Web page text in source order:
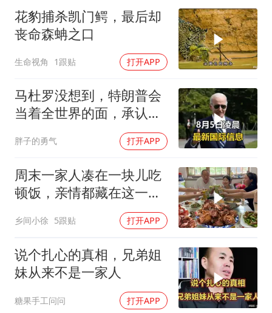
“新疆阿勒泰八月能滑雪”不实
国防部：坚决反制任何闹海挑衅图谋
夯实基础开新局
花豹捕杀凯门鳄，最后却
丧命森蚺之口
生命视角 1跟贴 打开APP
马杜罗没想到，特朗普会
当着全世界的面，承认一
胖子的勇气 打开APP
周末一家人凑在一块儿吃
顿饭，亲情都藏在这一饭
乡间小徐 5跟贴 打开APP
说个扎心的真相，兄弟姐
妹从来不是一家人
糖果手工问问 打开APP